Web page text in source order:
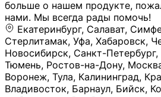
больше о нашем продукте,
нами. Мы всегда рады помочь!
Екатеринбург, Салават,
Стерлитамак, Уфа, Хабаровск,
Новосибирск, Санкт-
Тюмень, Ростов-на-Дону,
Воронеж, Тула, Калининград,
Владивосток, Барнаул, Бийск,